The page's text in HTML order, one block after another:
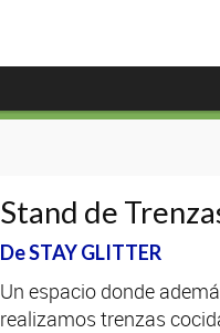
Stand de
De STAY GLITTER
Un espacio donde
realizamos trenzas